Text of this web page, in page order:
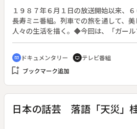
１９８７年６月１日の放送開始以来、
長寿ミニ番組。列車での旅を通して、
人々の生活を描く。◆今回は、「ガー
中国・凱里・柳州・桂林の道のりを紹
cinematic_blur ドキュメンタリー tv テレビ番組
bookmark_add ブックマーク追加
日本の話芸 落語「天災」